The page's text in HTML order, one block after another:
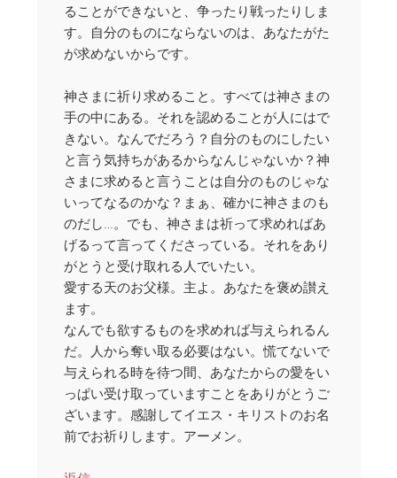
ることができないと、争ったり戦ったりしま
す。自分のものにならないのは、あなたがた
が求めないからです。
神さまに祈り求めること。すべては神さまの
手の中にある。それを認めることが人にはで
きない。なんでだろう？自分のものにしたい
と言う気持ちがあるからなんじゃないか？神
さまに求めると言うことは自分のものじゃな
いってなるのかな？まぁ、確かに神さまのも
のだし…。でも、神さまは祈って求めればあ
げるって言ってくださっている。それをあり
がとうと受け取れる人でいたい。
愛する天のお父様。主よ。あなたを褒め讃え
ます。
なんでも欲するものを求めれば与えられるん
だ。人から奪い取る必要はない。慌てないで
与えられる時を待つ間、あなたからの愛をい
っぱい受け取っていますことをありがとうご
ざいます。感謝してイエス・キリストのお名
前でお祈りします。アーメン。